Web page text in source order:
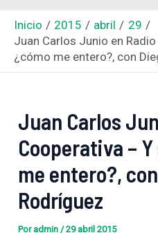
Inicio 2015 abril
29
Juan Carlos Junio en
¿cómo me entero?, con
Juan Carlos
Cooperativa –
me entero?,
Rodríguez
Por admin/29 abril 2015